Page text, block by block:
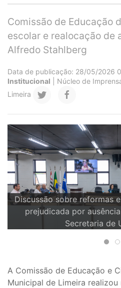
Comissão de Educação
escolar e realocação de
Alfredo Stahlberg
Data de publicação: 28/05/2026
Institucional | Núcleo de
Limeira
Comissão de Educação
realocação de alunos na
A Comissão de Educação e
Municipal de Limeira